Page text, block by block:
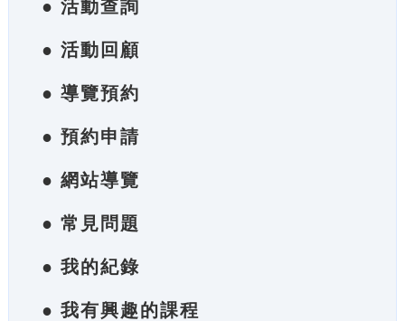
● 活動查詢
● 活動回顧
● 導覽預約
● 預約申請
● 網站導覽
● 常見問題
● 我的紀錄
● 我有興趣的課程